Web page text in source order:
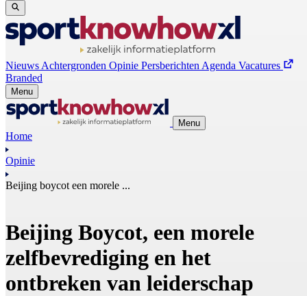
Nieuws Achtergronden Opinie Persberichten Agenda Vacatures
Branded
Menu
Menu
Home
Opinie
Beijing boycot een morele ...
Beijing Boycot, een morele
zelfbevrediging en het
ontbreken van leiderschap